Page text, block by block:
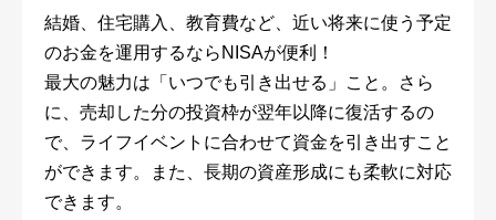
結婚、住宅購入、教育費など、近い将来に使う予定
のお金を運用するならNISAが便利！
最大の魅力は「いつでも引き出せる」こと。さら
に、売却した分の投資枠が翌年以降に復活するの
で、ライフイベントに合わせて資金を引き出すこと
ができます。また、長期の資産形成にも柔軟に対応
できます。